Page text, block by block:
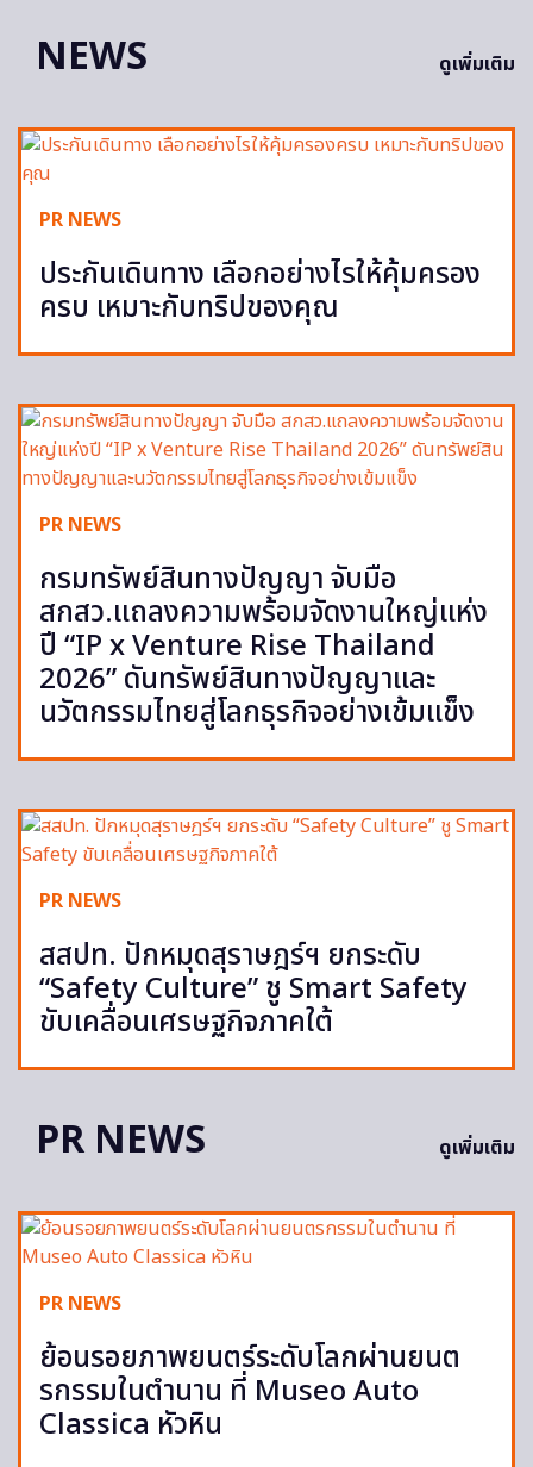
NEWS ดูเพิ่มเติม
PR NEWS
ประกันเดินทาง เลือกอย่างไรให้คุ้มครอง
ครบ เหมาะกับทริปของคุณ
PR NEWS
กรมทรัพย์สินทางปัญญา จับมือ
สกสว.แถลงความพร้อมจัดงานใหญ่แห่ง
ปี “IP x Venture Rise Thailand
2026” ดันทรัพย์สินทางปัญญาและ
นวัตกรรมไทยสู่โลกธุรกิจอย่างเข้มแข็ง
PR NEWS
สสปท. ปักหมุดสุราษฎร์ฯ ยกระดับ
“Safety Culture” ชู Smart Safety
ขับเคลื่อนเศรษฐกิจภาคใต้
PR NEWS ดูเพิ่มเติม
PR NEWS
ย้อนรอยภาพยนตร์ระดับโลกผ่านยนต
รกรรมในตำนาน ที่ Museo Auto
Classica หัวหิน